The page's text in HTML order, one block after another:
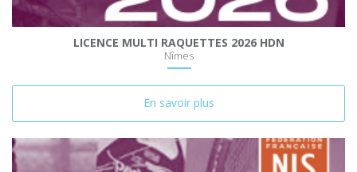
LICENCE MULTI RAQUETTES 2026 HDN
Nîmes
En savoir plus